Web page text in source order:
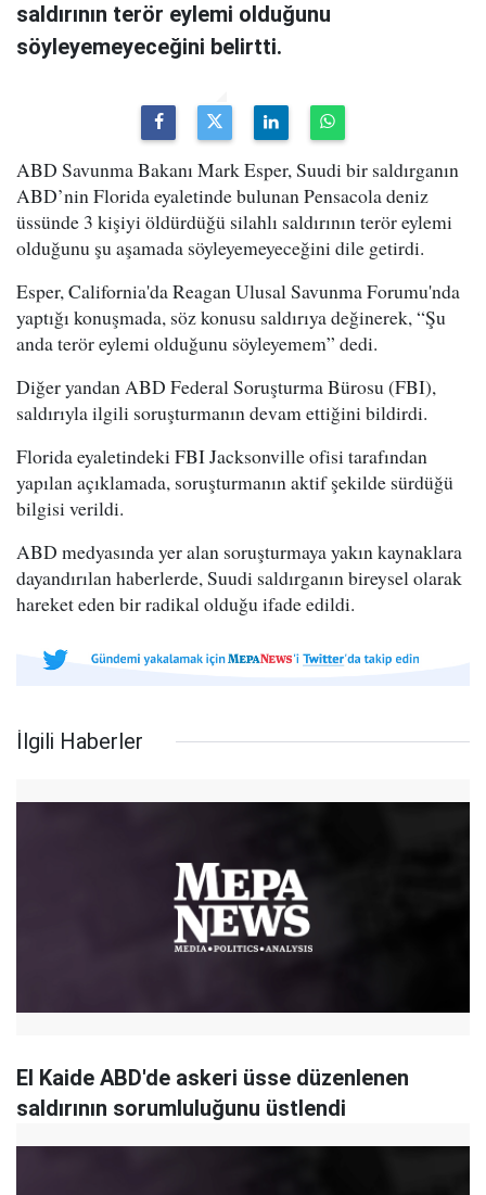
saldırının terör eylemi olduğunu
söyleyemeyeceğini belirtti.
ABD Savunma Bakanı Mark Esper, Suudi bir saldırganın
ABD’nin Florida eyaletinde bulunan Pensacola deniz
üssünde 3 kişiyi öldürdüğü silahlı saldırının terör eylemi
olduğunu şu aşamada söyleyemeyeceğini dile getirdi.
Esper, California'da Reagan Ulusal Savunma Forumu'nda
yaptığı konuşmada, söz konusu saldırıya değinerek, “Şu
anda terör eylemi olduğunu söyleyemem” dedi.
Diğer yandan ABD Federal Soruşturma Bürosu (FBI),
saldırıyla ilgili soruşturmanın devam ettiğini bildirdi.
Florida eyaletindeki FBI Jacksonville ofisi tarafından
yapılan açıklamada, soruşturmanın aktif şekilde sürdüğü
bilgisi verildi.
ABD medyasında yer alan soruşturmaya yakın kaynaklara
dayandırılan haberlerde, Suudi saldırganın bireysel olarak
hareket eden bir radikal olduğu ifade edildi.
İlgili Haberler
El Kaide ABD'de askeri üsse düzenlenen
saldırının sorumluluğunu üstlendi